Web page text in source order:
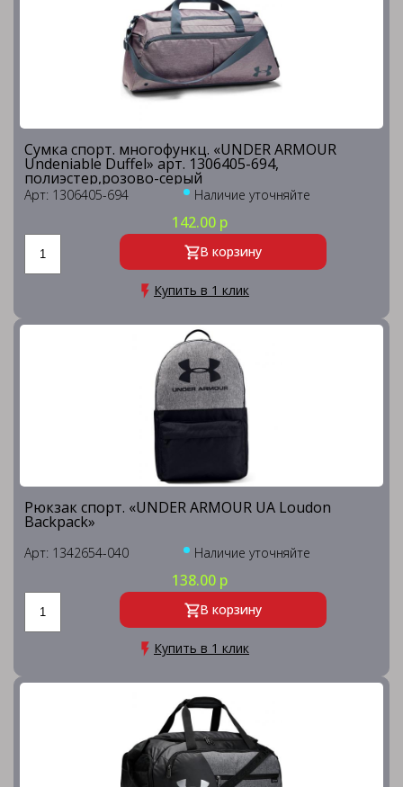
Сумка спорт. многофункц. «UNDER ARMOUR
Undeniable Duffel» арт. 1306405-694,
полиэстер,розово-серый
Арт: 1306405-694 Наличие уточняйте
142.00 р
В корзину
Купить в 1 клик
Рюкзак спорт. «UNDER ARMOUR UA Loudon
Backpack»
Арт: 1342654-040 Наличие уточняйте
138.00 р
В корзину
Купить в 1 клик